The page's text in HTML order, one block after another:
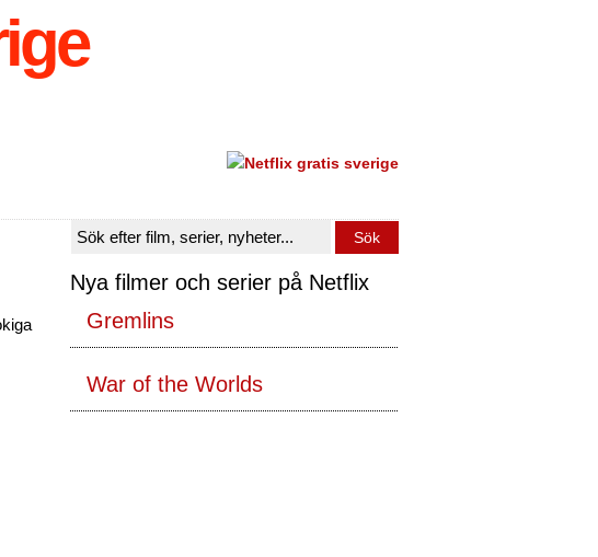
Nya filmer och serier på Netflix
Gremlins
War of the Worlds